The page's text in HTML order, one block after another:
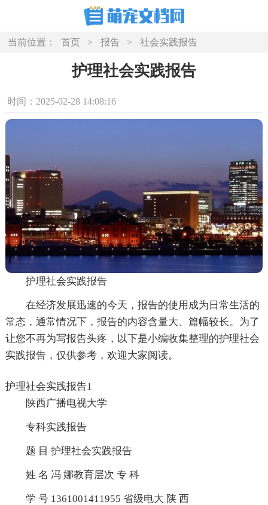
当前位置： 首页 > 报告 > 社会实践报告
护理社会实践报告
时间：2025-02-28 14:08:16
护理社会实践报告
在经济发展迅速的今天，报告的使用成为日常生活的
常态，通常情况下，报告的内容含量大、篇幅较长。为了
让您不再为写报告头疼，以下是小编收集整理的护理社会
实践报告，仅供参考，欢迎大家阅读。
护理社会实践报告1
陕西广播电视大学
专科实践报告
题 目 护理社会实践报告
姓 名 冯 娜教育层次 专 科
学 号 1361001411955 省级电大 陕 西